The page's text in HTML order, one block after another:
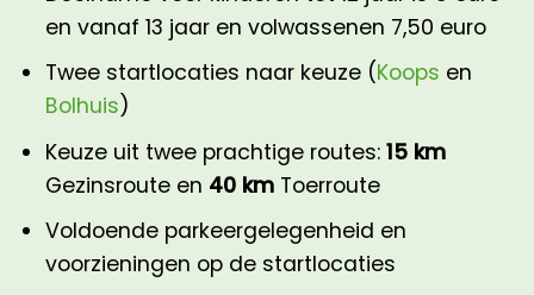
en vanaf 13 jaar en volwassenen 7,50 euro
Twee startlocaties naar keuze (Koops en
Bolhuis)
Keuze uit twee prachtige routes: 15 km
Gezinsroute en 40 kmToerroute
Voldoende parkeergelegenheid en
voorzieningen op de startlocaties